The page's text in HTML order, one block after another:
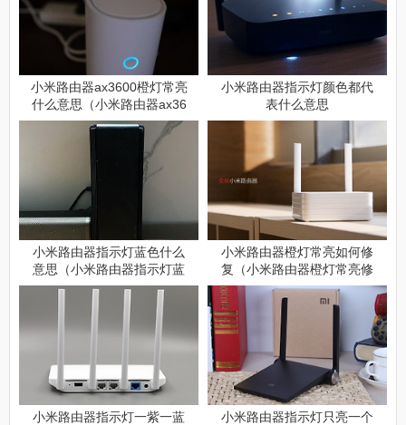
小米路由器ax3600橙灯常亮
什么意思（小米路由器ax36
00橙灯常亮含义详解）
小米路由器指示灯颜色都代
表什么意思
小米路由器指示灯蓝色什么
意思（小米路由器指示灯蓝
色含义详解）
小米路由器橙灯常亮如何修
复（小米路由器橙灯常亮修
复方式）
小米路由器指示灯一紫一蓝
小米路由器指示灯只亮一个